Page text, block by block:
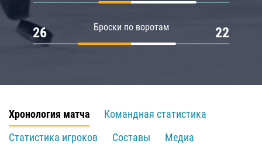
Броски по воротам
26 22
Хронология матча
Командная статистика
Статистика игроков
Составы
Медиа